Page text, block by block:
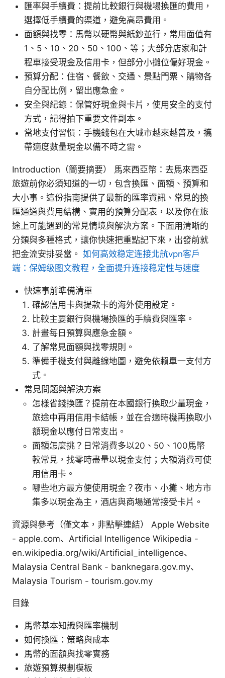
匯率與手續費：提前比較銀行與機場換匯的費用，
選擇低手續費的渠道，避免高昂費用。
面額與找零：馬幣以硬幣與紙鈔並行，常用面值有
1、5、10、20、50、100、等；大部分店家和計
程車接受現金及信用卡，但部分小攤位偏好現金。
預算分配：住宿、餐飲、交通、景點門票、購物各
自分配比例，留出應急金。
安全與紀錄：保管好現金與卡片，使用安全的支付
方式，記得拍下重要文件副本。
當地支付習慣：手機錢包在大城市越來越普及，攜
帶適度數量現金以備不時之需。
Introduction（簡要摘要） 馬來西亞幣：去馬來西亞
旅遊前你必須知道的一切，包含換匯、面額、預算和
大小事。這份指南提供了最新的匯率資訊、常見的換
匯通道與費用結構、實用的預算分配表，以及你在旅
途上可能遇到的常見情境與解決方案。下面用清晰的
分類與多種格式，讓你快速把重點記下來，出發前就
把金流安排妥當。 如何高效稳定连接北航vpn客户
端：保姆级图文教程，全面提升连接稳定性与速度
快速事前準備清單
確認信用卡與提款卡的海外使用設定。
比較主要銀行與機場換匯的手續費與匯率。
計畫每日預算與應急金額。
了解常見面額與找零規則。
準備手機支付與離線地圖，避免依賴單一支付方
式。
常見問題與解決方案
怎樣省錢換匯？提前在本國銀行換取少量現金，
旅途中再用信用卡結帳，並在合適時機再換取小
額現金以應付日常支出。
面額怎麼挑？日常消費多以20、50、100馬幣
較常見，找零時盡量以現金支付；大額消費可使
用信用卡。
哪些地方最方便使用現金？夜市、小攤、地方市
集多以現金為主，酒店與商場通常接受卡片。
資源與參考（僅文本，非點擊連結） Apple Website
- apple.com、Artificial Intelligence Wikipedia -
en.wikipedia.org/wiki/Artificial_intelligence、
Malaysia Central Bank - banknegara.gov.my、
Malaysia Tourism - tourism.gov.my
目錄
馬幣基本知識與匯率機制
如何換匯：策略與成本
馬幣的面額與找零實務
旅遊預算規劃模板